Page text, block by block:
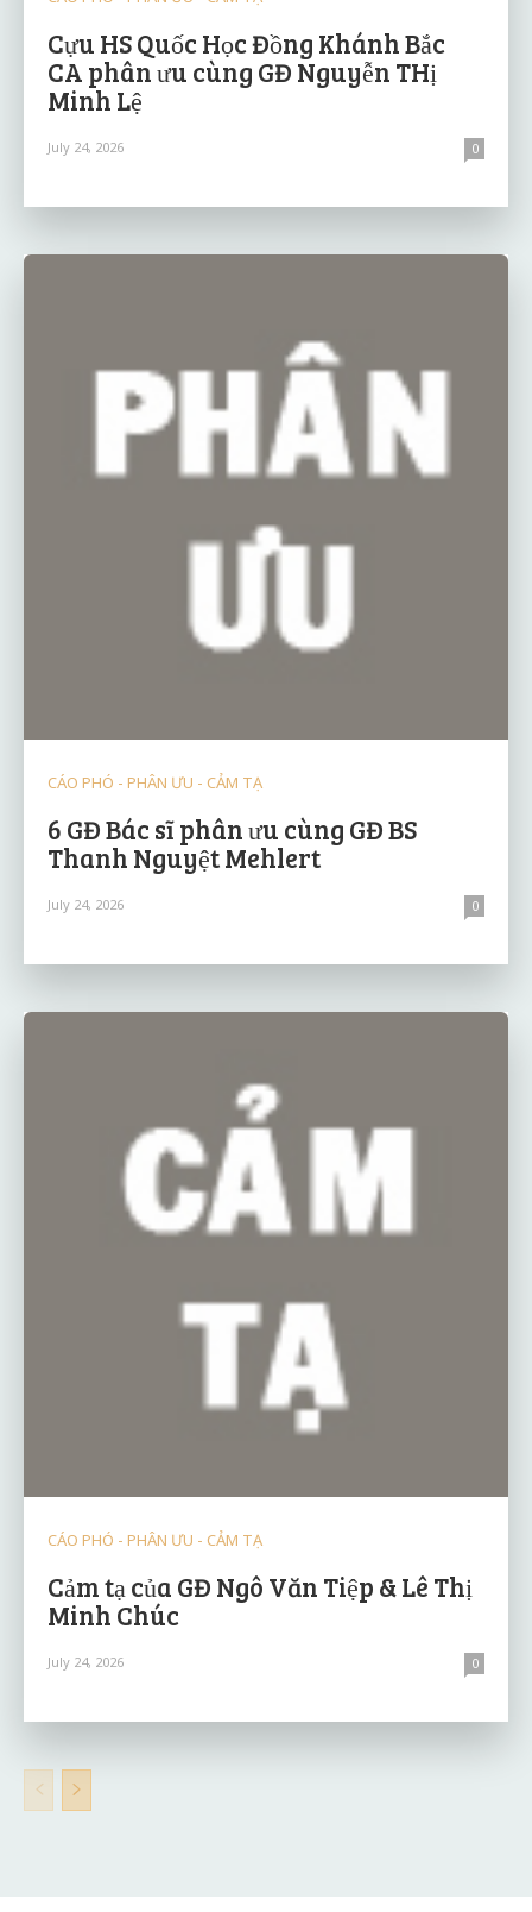
Cựu HS Quốc Học Đồng Khánh Bắc
CA phân ưu cùng GĐ Nguyễn THị
Minh Lệ
July 24, 2026 0
CÁO PHÓ - PHÂN ƯU - CẢM TẠ
6 GĐ Bác sĩ phân ưu cùng GĐ BS
Thanh Nguyệt Mehlert
July 24, 2026 0
CÁO PHÓ - PHÂN ƯU - CẢM TẠ
Cảm tạ của GĐ Ngô Văn Tiệp & Lê Thị
Minh Chúc
July 24, 2026 0